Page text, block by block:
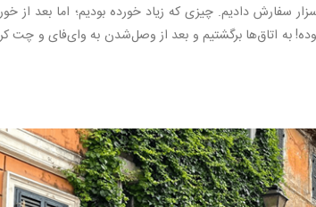
سفارش دادیم. چیزی که زیاد خورده بودیم؛ اما بعد از
به اتاق‌ها برگشتیم و بعد از وصل‌شدن به وای‌فای و چت